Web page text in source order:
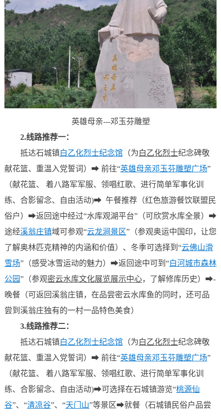
英雄母亲---邓玉芬雕塑
2.线路推荐一：
抵达石城镇白乙化烈士纪念馆 （为白乙化烈士纪念碑敬
献花篮、重温入党誓词）➡ 前往“英雄母亲邓玉芬雕塑广场”
（献花篮、 着八路军军服、领唱红歌、进行简单军事化训
练、合影留念、自由活动)➡午餐推荐（红色旅游餐饮联盟民
俗户） ➡返回途中经过“水库观湖平台”（可欣赏水库全景） ➡
途经溪翁庄镇域可参观“云龙涧景区”（参观奥运中国印， 让您
了解奥林匹克精神的内涵和价值）、冬季可选择到“云佛山滑
雪场”（感受冰雪运动的魅力）➡返回途中可到“白河城市森林
公园”（参观密云水库文化展览展示中心， 了解修库历史） ➡-
晚餐（可返回溪翁庄镇，在品尝密云水库鱼的同时，还可品
尝到溪翁庄独有的一村一品特色美食）
3.线路推荐二：
抵达石城镇白乙化烈士纪念馆 （为白乙化烈士纪念碑敬
献花篮、重温入党誓词）➡ 前往“英雄母亲邓玉芬雕塑广场”
（献花篮、 着八路军军服、领唱红歌、进行简单军事化训
练、合影留念、自由活动)➡可选择在石城镇游览“桃源仙
谷”、“清凉谷”、 “天门山”等景区➡就餐（石城镇民俗户品尝